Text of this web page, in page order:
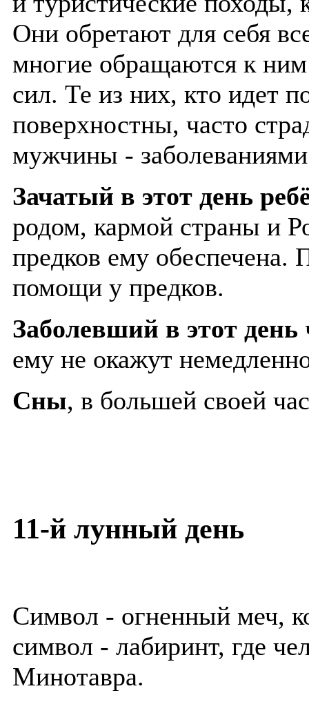
Они обретают для себя
многие обращаются к
сил. Те из них, кто идет
поверхностны, часто
мужчины -
Зачатый в этот день
родом, кармой страны и
предков ему обеспечена.
помощи у предков.
Заболевший в этот день
ему не окажут
Сны, в большей своей
11-й лунный день
Символ - огненный меч,
символ - лабиринт, где
Минотавра.